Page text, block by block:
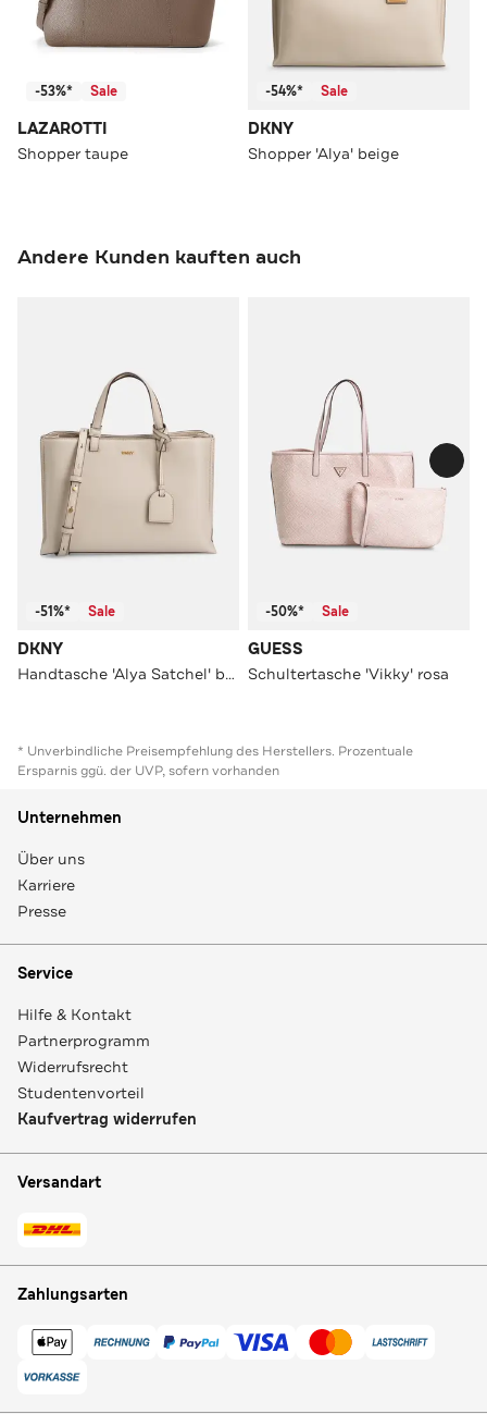
-53%* Sale
LAZAROTTI
Shopper taupe
-54%* Sale
DKNY
Shopper 'Alya' beige
Andere Kunden kauften auch
-51%* Sale
DKNY
Handtasche 'Alya Satchel' beige
-50%* Sale
GUESS
Schultertasche 'Vikky' rosa
* Unverbindliche Preisempfehlung des Herstellers. Prozentuale
Ersparnis ggü. der UVP, sofern vorhanden
Unternehmen
Über uns
Karriere
Presse
Service
Hilfe & Kontakt
Partnerprogramm
Widerrufsrecht
Studentenvorteil
Kaufvertrag widerrufen
Versandart
Zahlungsarten